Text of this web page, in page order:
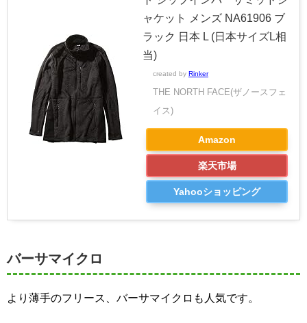
ャケット メンズ NA61906 ブ
ラック 日本 L (日本サイズL相
当)
created by Rinker
THE NORTH FACE(ザノースフェ
イス)
Amazon
楽天市場
Yahooショッピング
バーサマイクロ
より薄手のフリース、バーサマイクロも人気です。